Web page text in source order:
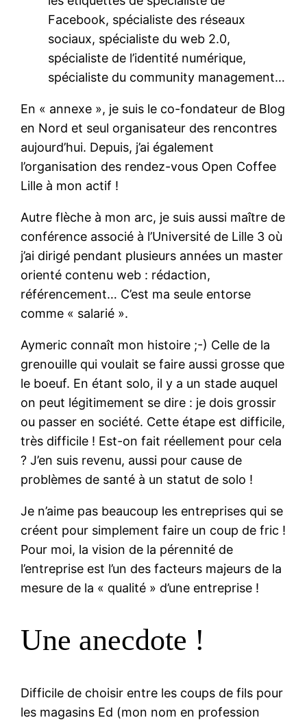
Facebook, spécialiste des réseaux
sociaux, spécialiste du web 2.0,
spécialiste de l’identité numérique,
spécialiste du community management…
En « annexe », je suis le co-fondateur de Blog
en Nord et seul organisateur des rencontres
aujourd’hui. Depuis, j’ai également
l’organisation des rendez-vous Open Coffee
Lille à mon actif !
Autre flèche à mon arc, je suis aussi maître de
conférence associé à l’Université de Lille 3 où
j’ai dirigé pendant plusieurs années un master
orienté contenu web : rédaction,
référencement… C’est ma seule entorse
comme « salarié ».
Aymeric connaît mon histoire ;-) Celle de la
grenouille qui voulait se faire aussi grosse que
le boeuf. En étant solo, il y a un stade auquel
on peut légitimement se dire : je dois grossir
ou passer en société. Cette étape est difficile,
très difficile ! Est-on fait réellement pour cela
? J’en suis revenu, aussi pour cause de
problèmes de santé à un statut de solo !
Je n’aime pas beaucoup les entreprises qui se
créent pour simplement faire un coup de fric !
Pour moi, la vision de la pérennité de
l’entreprise est l’un des facteurs majeurs de la
mesure de la « qualité » d’une entreprise !
Une anecdote !
Difficile de choisir entre les coups de fils pour
les magasins Ed (mon nom en profession